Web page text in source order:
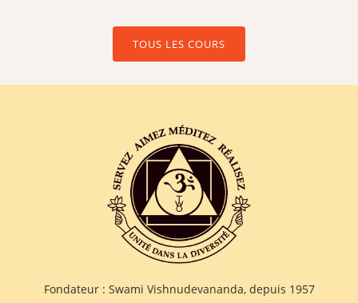
TOUS LES COURS
Fondateur : Swami Vishnudevananda, depuis 1957